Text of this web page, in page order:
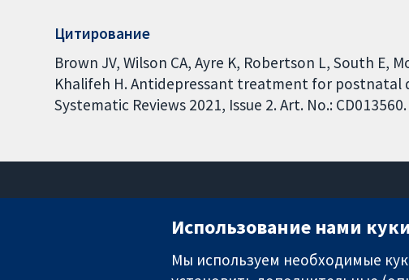
Цитирование
Brown JV, Wilson CA, Ayre K, Robertson L, South E,
Khalifeh H. Antidepressant treatment for postnatal
Systematic Reviews 2021, Issue 2. Art. No.:
11-13
W1G
Использование нами
Мы используем необходимые